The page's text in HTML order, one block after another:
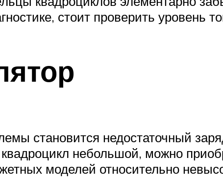
стоит проверить уровень
становится недостаточный
небольшой, можно
моделей относительно